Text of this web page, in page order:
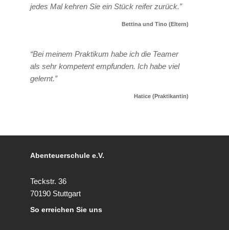
jedes Mal kehren Sie ein Stück reifer zurück.”
Bettina und Tino (Eltern)
“Bei meinem Praktikum habe ich die Teamer
als sehr kompetent empfunden. Ich habe viel
gelernt.”
Hatice (Praktikantin)
Abenteuerschule e.V.
Teckstr. 36
70190 Stuttgart
So erreichen Sie uns